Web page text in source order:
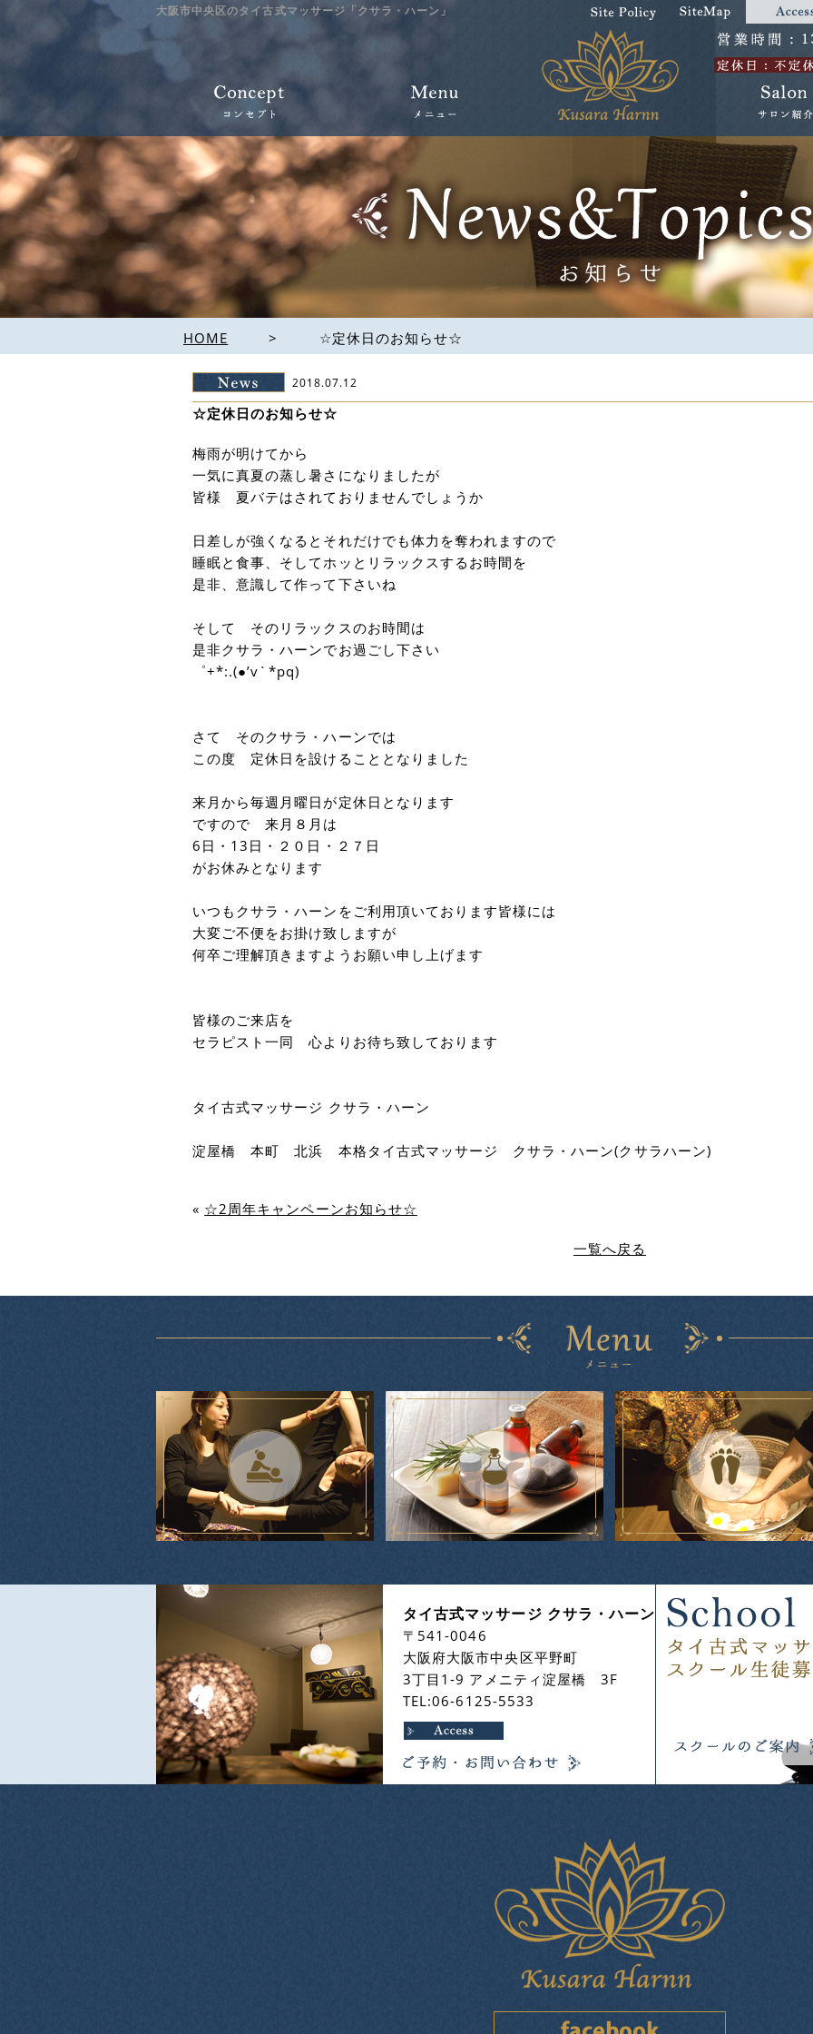
大阪市中央区のタイ古式マッサージ「クサラ・ハーン」
HOME > ☆定休日のお知らせ☆
2018.07.12
☆定休日のお知らせ☆
梅雨が明けてから
一気に真夏の蒸し暑さになりましたが
皆様 夏バテはされておりませんでしょうか
日差しが強くなるとそれだけでも体力を奪われますので
睡眠と食事、そしてホッとリラックスするお時間を
是非、意識して作って下さいね
そして そのリラックスのお時間は
是非クサラ・ハーンでお過ごし下さい
゜+*:.(●’v`*pq)
さて そのクサラ・ハーンでは
この度 定休日を設けることとなりました
来月から毎週月曜日が定休日となります
ですので 来月８月は
6日・13日・２０日・２７日
がお休みとなります
いつもクサラ・ハーンをご利用頂いております皆様には
大変ご不便をお掛け致しますが
何卒ご理解頂きますようお願い申し上げます
皆様のご来店を
セラピスト一同 心よりお待ち致しております
タイ古式マッサージ クサラ・ハーン
淀屋橋 本町 北浜 本格タイ古式マッサージ クサラ・ハーン(クサラハーン)
« ☆2周年キャンペーンお知らせ☆
一覧へ戻る
タイ古式マッサージ クサラ・ハーン
〒541-0046
大阪府大阪市中央区平野町
3丁目1-9 アメニティ淀屋橋 3F
TEL:06-6125-5533